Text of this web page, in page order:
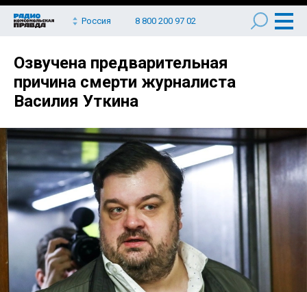
Россия 8 800 200 97 02
Озвучена предварительная
причина смерти журналиста
Василия Уткина